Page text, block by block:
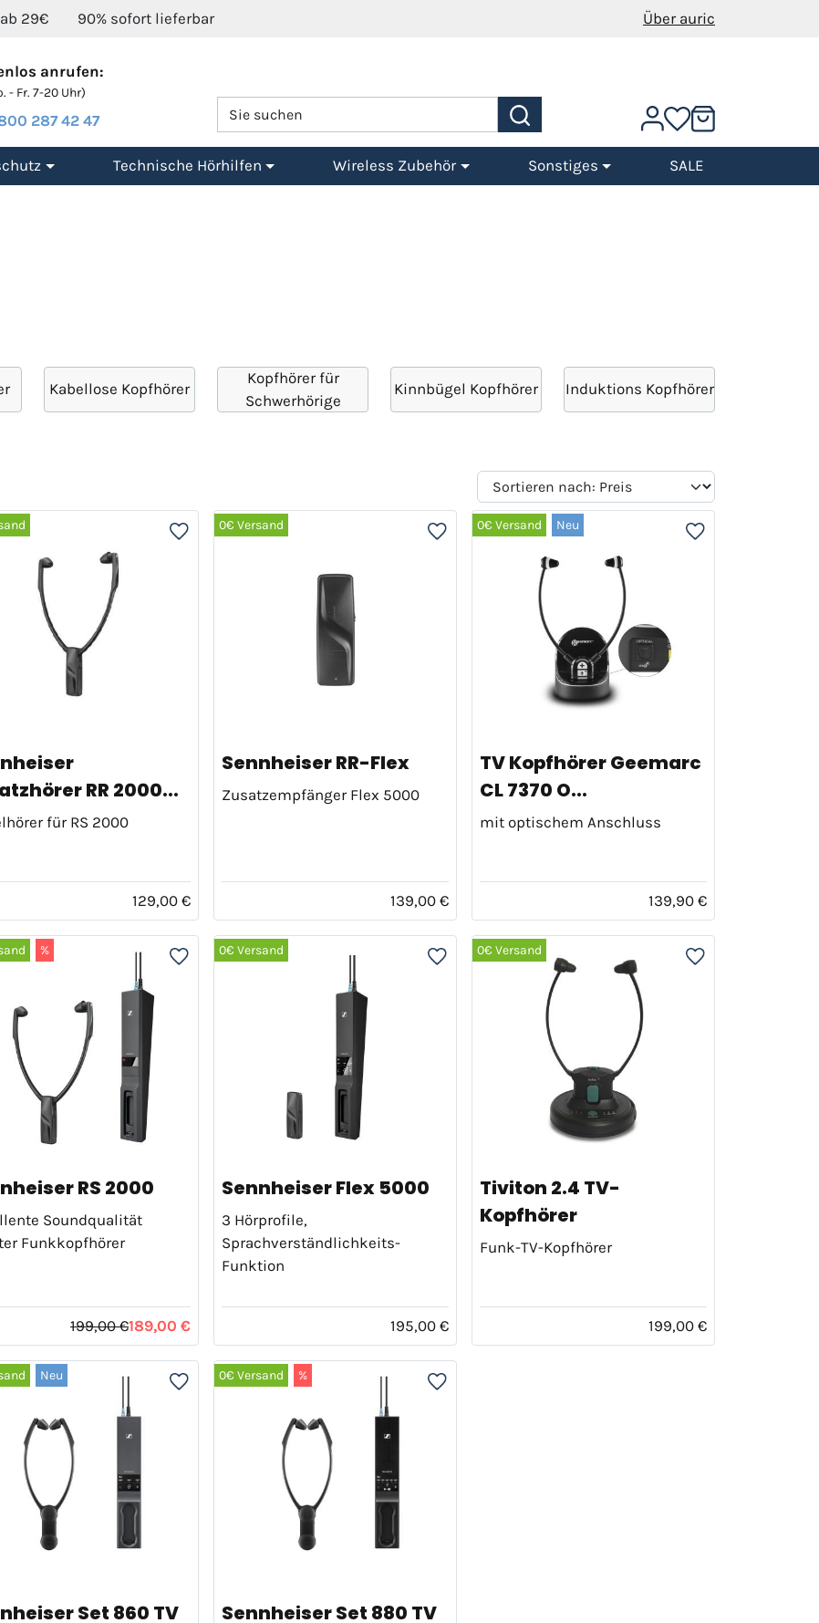
29€ 90% sofort lieferbar Über auric
anrufen:
- Fr. 7-20 Uhr)
287 42 47
Technische Hörhilfen Wireless Zubehör Sonstiges SALE
Kabellose Kopfhörer
Kopfhörer für
Schwerhörige
Kinnbügel Kopfhörer Induktions Kopfhörer
RR 2000...
für RS 2000
129,00 €
0€ Versand
Sennheiser RR-Flex
Zusatzempfänger Flex 5000
139,00 €
0€ Versand Neu
TV Kopfhörer Geemarc
CL 7370 O...
mit optischem Anschluss
139,90 €
%
RS 2000
Soundqualität
Funkkopfhörer
199,00 €189,00 €
0€ Versand
Sennheiser Flex 5000
3 Hörprofile,
Sprachverständlichkeits-
Funktion
195,00 €
0€ Versand
Tiviton 2.4 TV-
Kopfhörer
Funk-TV-Kopfhörer
199,00 €
Neu
Set 860 TV
0€ Versand %
Sennheiser Set 880 TV